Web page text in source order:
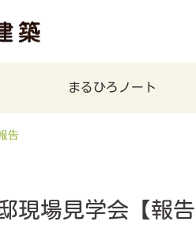
まるひろノート
告
現場見学会【報告